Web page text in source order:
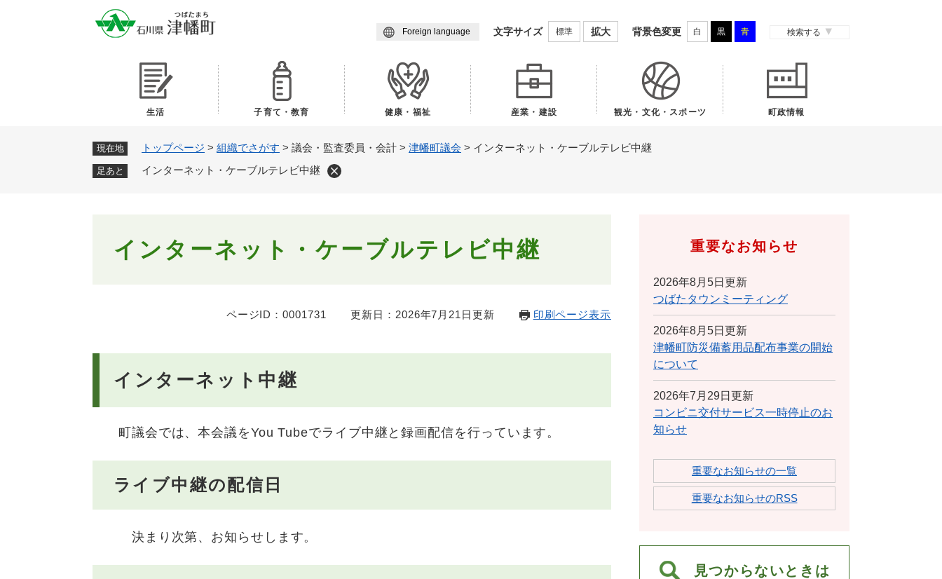
Foreign language 文字サイズ 標準 拡大 背景色変更 白 黒 青 検索する
生活 子育て・教育 健康・福祉 産業・建設 観光・文化・スポーツ 町政情報
現在地 トップページ > 組織でさがす > 議会・監査委員・会計 > 津幡町議会 > インターネット・ケーブルテレビ中継
足あと インターネット・ケーブルテレビ中継
インターネット・ケーブルテレビ中継
ページID：0001731 更新日：2026年7月21日更新 印刷ページ表示
インターネット中継
町議会では、本会議をYou Tubeでライブ中継と録画配信を行っています。
ライブ中継の配信日
​ 決まり次第、お知らせします。
重要なお知らせ
2026年8月5日更新
つばたタウンミーティング
2026年8月5日更新
津幡町防災備蓄用品配布事業の開始
について
2026年7月29日更新
コンビニ交付サービス一時停止のお
知らせ
重要なお知らせの一覧
重要なお知らせのRSS
見つからないときは